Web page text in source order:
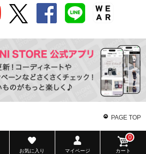
PAGE TOP
お気に入り マイページ カート
0